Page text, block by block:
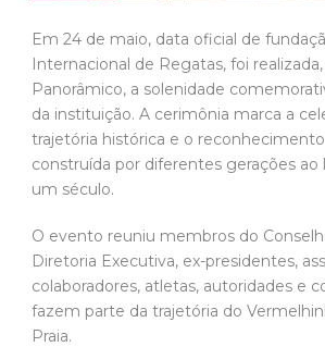
Em 24 de maio, data oficial de
Internacional de Regatas, foi realizada,
Panorâmico, a solenidade
da instituição. A cerimônia marca a
trajetória histórica e o
construída por diferentes gerações ao
um século.
O evento reuniu membros do
Diretoria Executiva, ex-presidentes,
colaboradores, atletas, autoridades e
fazem parte da trajetória do
Praia.